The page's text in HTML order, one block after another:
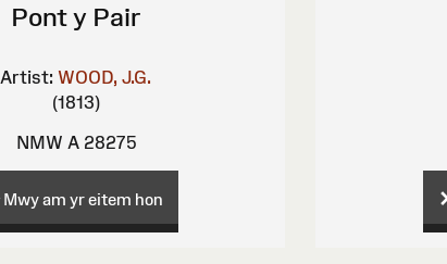
Pont y Pair
Artist: WOOD, J.G.
(1813)
NMW A 28275
Mwy am yr eitem hon